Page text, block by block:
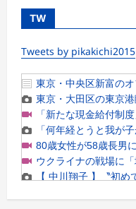
TW
Tweets by pikakichi2015